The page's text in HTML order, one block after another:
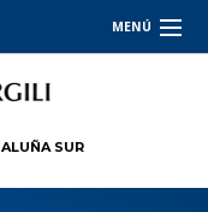
MENÚ
SUR